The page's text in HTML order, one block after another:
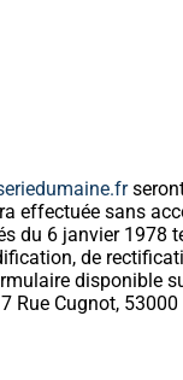
effectuée sans
du 6 janvier
de
Rue Cugnot, 53000